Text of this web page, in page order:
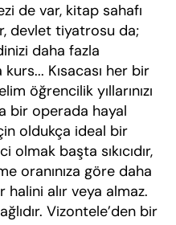
de var, kitap sahafı
devlet tiyatrosu da;
daha fazla
Kısacası her bir
öğrencilik yıllarınızı
bir operada hayal
oldukça ideal bir
olmak başta sıkıcıdır,
oranınıza göre daha
alır veya almaz.
Vizontele’den bir